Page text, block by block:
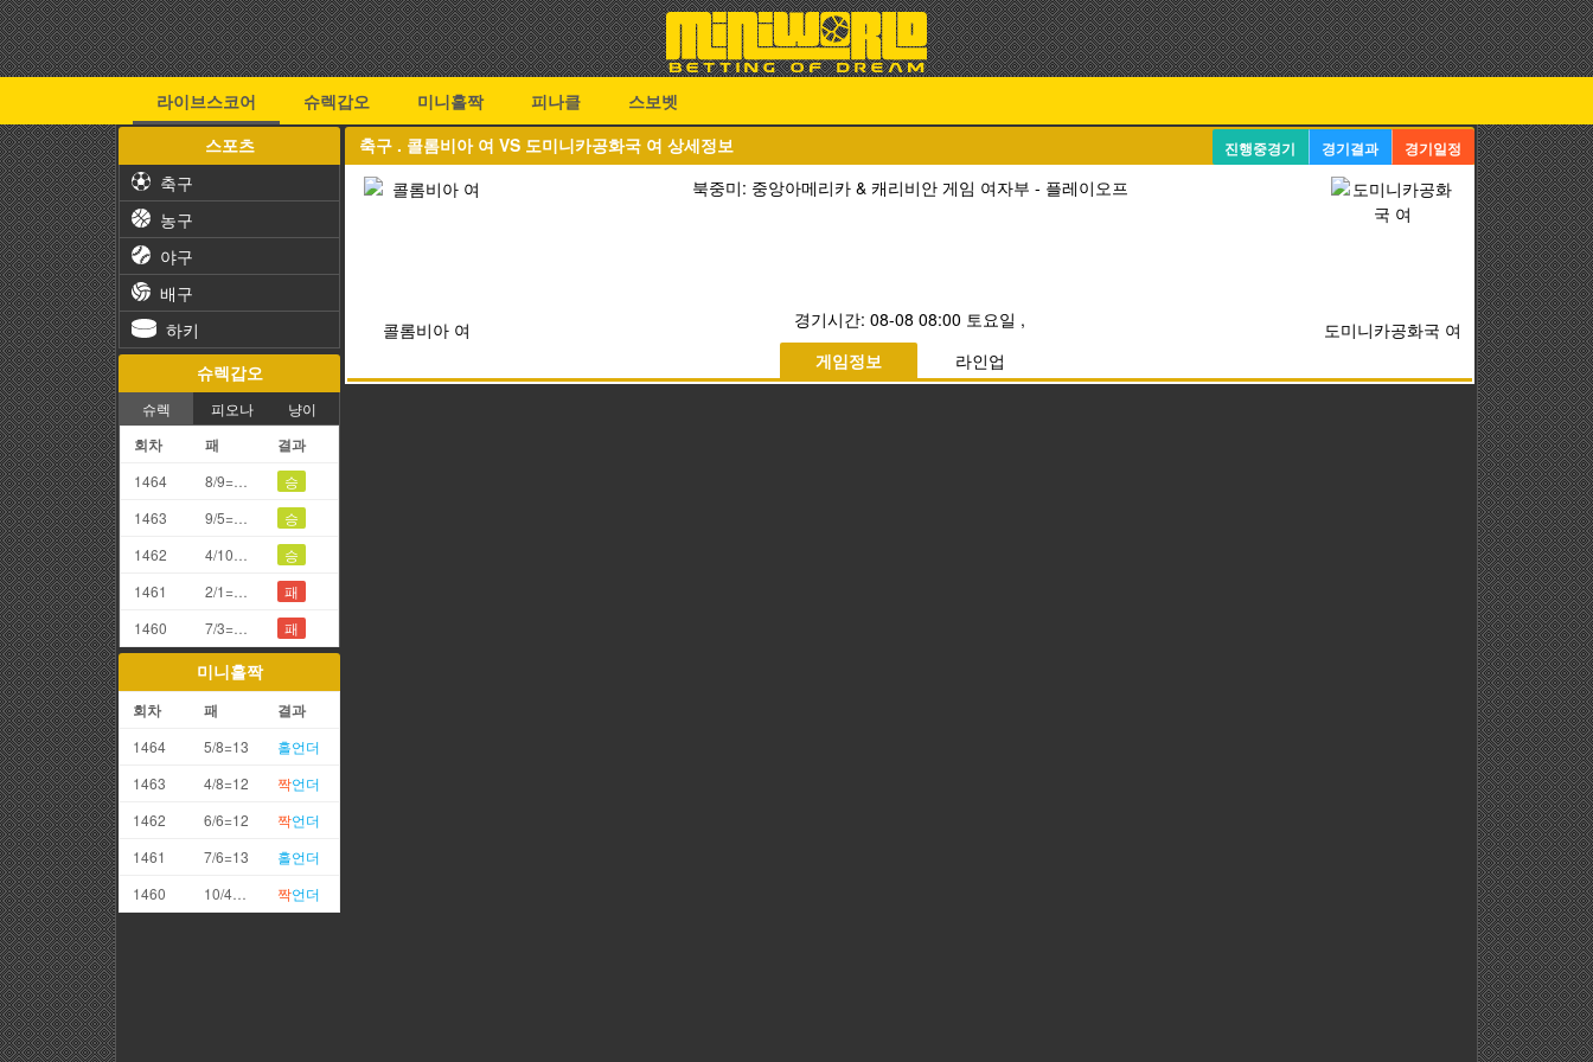
라이브스코어 슈렉갑오 미니홀짝 피나클
스보벳
스포츠
축구
농구
야구
배구
하키
슈렉갑오
슈렉 피오나 냥이
회차 패 결과
1464 8/9=7끗
승
1463
9/5=4끗
승
1462
4/10=4끗
승
1461
2/1=3끗
패
1460
7/3=0끗(망통) 패
미니홀짝
회차 패 결과
1464 5/8=13 홀언더
1463
4/8=12 짝언더
1462
6/6=12 짝언더
1461
7/6=13 홀언더
1460
10/4=14 짝언더
축구 . 콜롬비아 여 VS 도미니카공화국 여 상세정보 진행중경기 경기결과 경기일정
콜롬비아 여
북중미: 중앙아메리카 & 캐리비안 게임 여자부 - 플레이오프
경기시간:08-08 08:00 토요일 ,
도미니카공화국 여
게임정보
라인업